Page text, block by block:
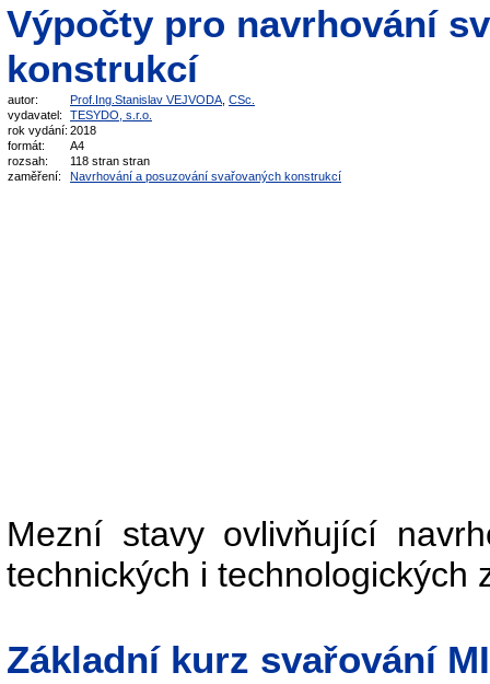
Výpočty pro navrhování
konstrukcí
autor: Prof.Ing.Stanislav VEJVODA CSc.
vydavatel:
TESYDO, s.r.o.
rok vydání: 2018
formát:
A4
rozsah:
118 stran stran
zaměření:
Navrhování a posuzování svařovaných konstrukcí
Mezní stavy ovlivňující
technických i technologických
Základní kurz svařování